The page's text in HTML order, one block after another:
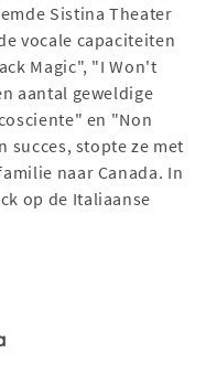
Sistina Theater
vocale capaciteiten
Magic", "I Won't
aantal geweldige
en "Non
succes, stopte ze met
naar Canada. In
op de Italiaanse